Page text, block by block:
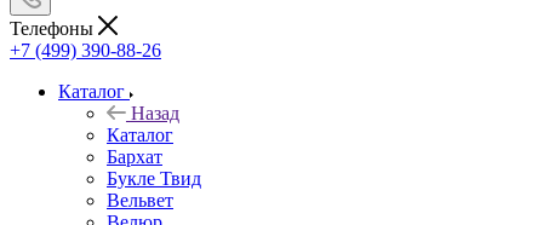
Телефоны
+7 (499) 390-88-26
Каталог
Назад
Каталог
Бархат
Букле Твид
Вельвет